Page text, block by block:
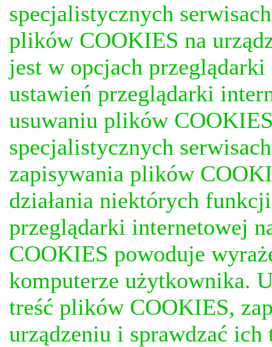
specjalistycznych
plików COOKIES na
jest w opcjach
ustawień przeglądarki
usuwaniu plików
specjalistycznych
zapisywania plików
działania niektórych
przeglądarki internetowej
COOKIES powoduje
komputerze użytkownika.
treść plików COOKIES,
urządzeniu i sprawdzać ich